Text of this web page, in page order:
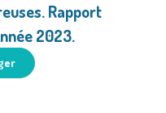
Rapport
2023.